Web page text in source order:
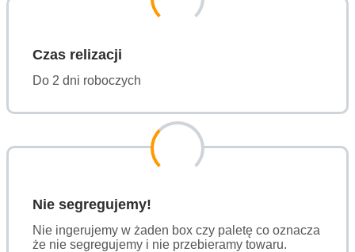
Czas relizacji
Do 2 dni roboczych
Nie segregujemy!
Nie ingerujemy w żaden box czy paletę co oznacza
że nie segregujemy i nie przebieramy towaru.